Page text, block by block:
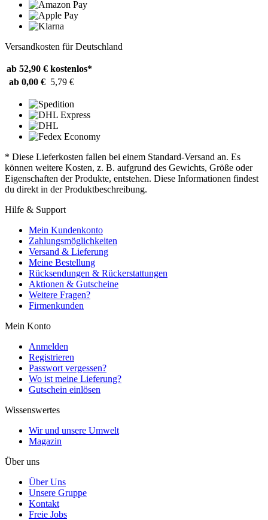
Versandkosten für Deutschland
ab 52,90 € kostenlos*
ab 0,00 € 5,79 €
* Diese Lieferkosten fallen bei einem Standard-Versand an. Es
können weitere Kosten, z. B. aufgrund des Gewichts, Größe oder
Eigenschaften der Produkte, entstehen. Diese Informationen findest
du direkt in der Produktbeschreibung.
Hilfe & Support
Mein Kundenkonto
Zahlungsmöglichkeiten
Versand & Lieferung
Meine Bestellung
Rücksendungen & Rückerstattungen
Aktionen & Gutscheine
Weitere Fragen?
Firmenkunden
Mein Konto
Anmelden
Registrieren
Passwort vergessen?
Wo ist meine Lieferung?
Gutschein einlösen
Wissenswertes
Wir und unsere Umwelt
Magazin
Über uns
Über Uns
Unsere Gruppe
Kontakt
Freie Jobs